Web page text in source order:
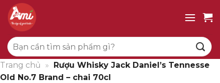
qua
dung
Tìm
kiếm:
Trang chủ » Rượu Whisky Jack Daniel’s Tennesse
Old No.7 Brand – chai 70cl